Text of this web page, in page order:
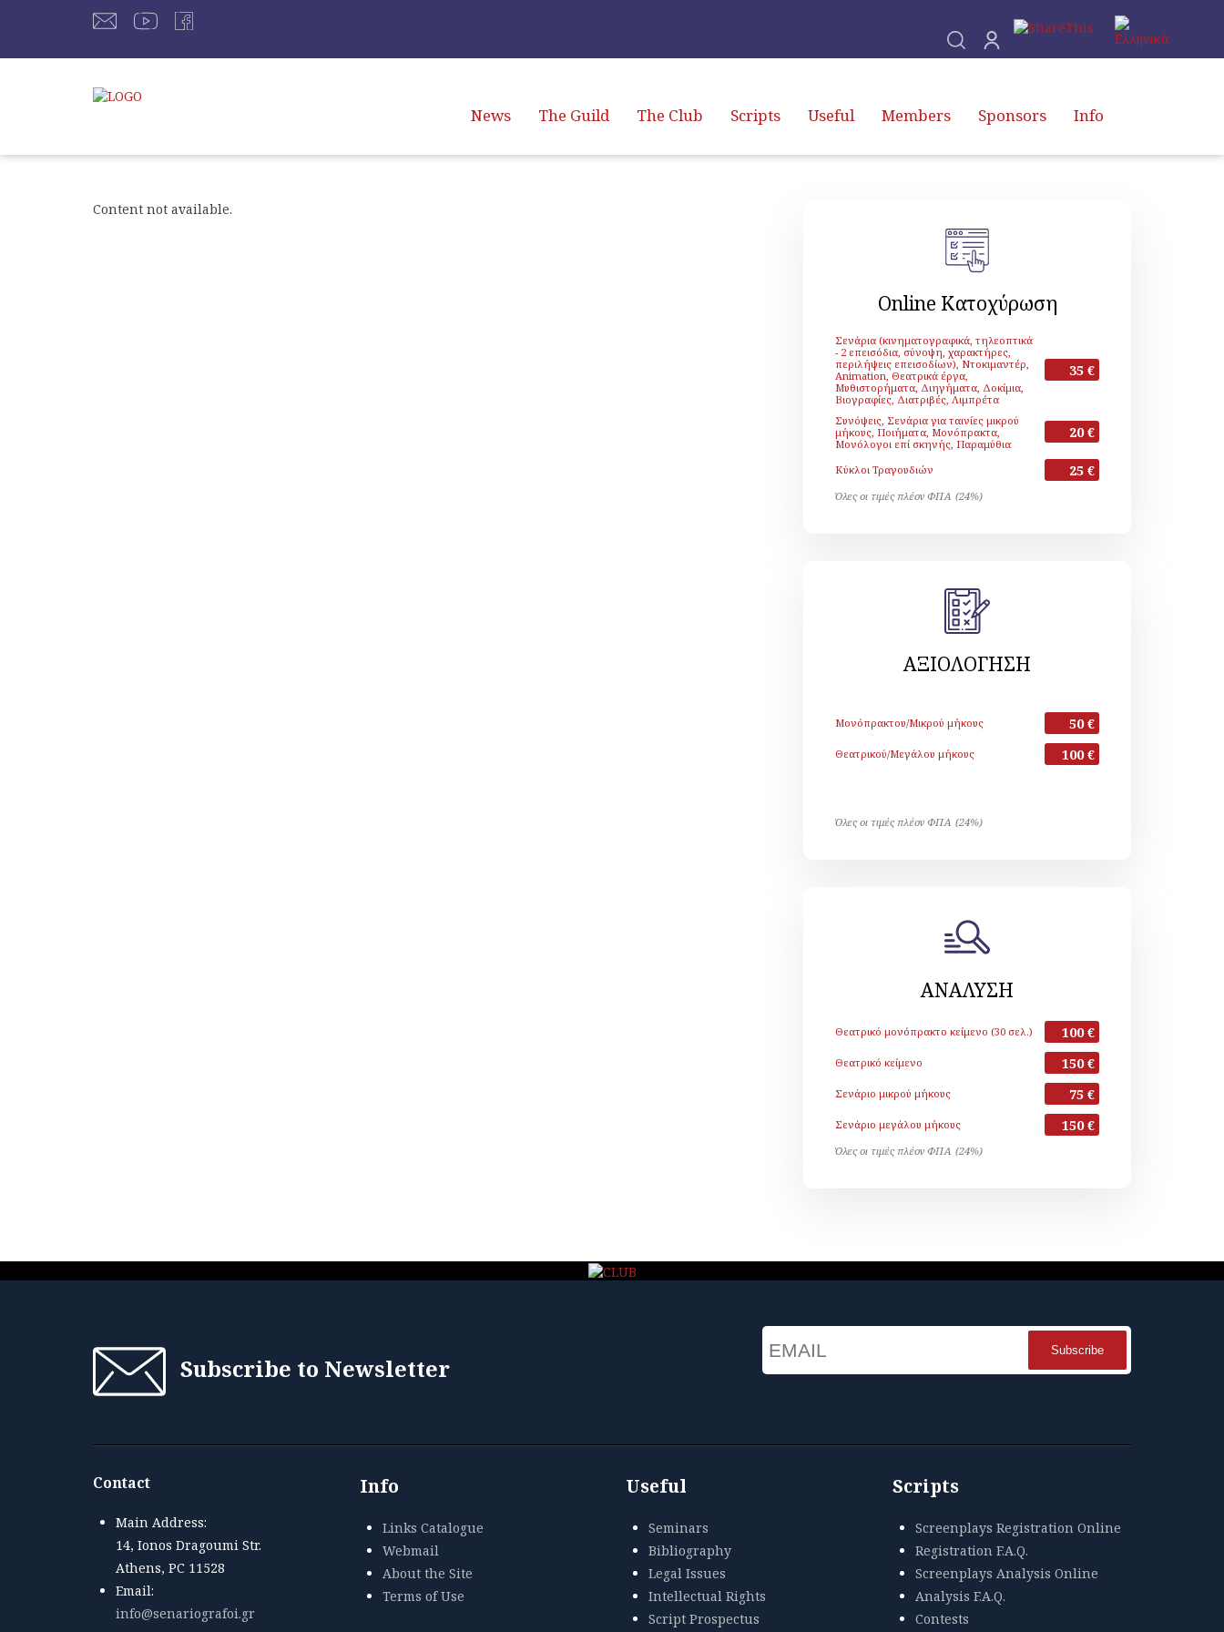
News The Guild The Club Scripts Useful Members Sponsors Info
Content not available.
Online Κατοχύρωση
Σενάρια (κινηματογραφικά, τηλεοπτικά
- 2 επεισόδια, σύνοψη, χαρακτήρες,
περιλήψεις επεισοδίων), Ντοκιμαντέρ,
Animation, Θεατρικά έργα,
Μυθιστορήματα, Διηγήματα, Δοκίμια,
Βιογραφίες, Διατριβές, Λιμπρέτα
35 €
Συνόψεις, Σενάρια για ταινίες μικρού
μήκους, Ποιήματα, Μονόπρακτα,
Μονόλογοι επί σκηνής, Παραμύθια
20 €
Κύκλοι Τραγουδιών 25 €
Όλες οι τιμές πλέον ΦΠΑ (24%)
ΑΞΙΟΛΟΓΗΣΗ
Μονόπρακτου/Μικρού μήκους 50 €
Θεατρικού/Μεγάλου μήκους 100 €
Όλες οι τιμές πλέον ΦΠΑ (24%)
ΑΝΑΛΥΣΗ
Θεατρικό μονόπρακτο κείμενο (30 σελ.) 100 €
Θεατρικό κείμενο 150 €
Σενάριο μικρού μήκους 75 €
Σενάριο μεγάλου μήκους 150 €
Όλες οι τιμές πλέον ΦΠΑ (24%)
Subscribe to Newsletter
Name
Contact
Main Address:
14, Ionos Dragoumi Str.
Athens, PC 11528
Email:
info@senariografoi.gr
Info
Links Catalogue
Webmail
About the Site
Terms of Use
Useful
Seminars
Bibliography
Legal Issues
Intellectual Rights
Script Prospectus
Scripts
Screenplays Registration Online
Registration F.A.Q.
Screenplays Analysis Online
Analysis F.A.Q.
Contests